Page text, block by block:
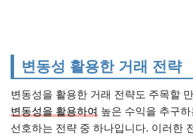
변동성 활용한 거래 전략
변동성을 활용한 거래 전략도 주목할
변동성을 활용하여 높은 수익을 추구
선호하는 전략 중 하나입니다. 이러한